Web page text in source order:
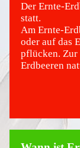
©
Der Ernte-
statt.
Am Ernte-
oder auf das
pflücken. Zur
Erdbeeren